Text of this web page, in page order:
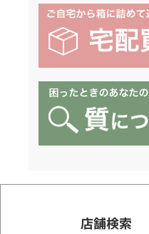
店舗検索